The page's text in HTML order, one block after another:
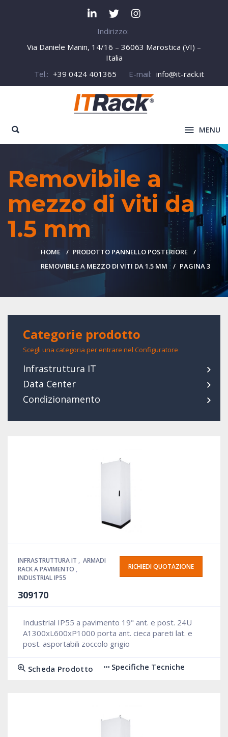
Indirizzo:
Via Daniele Manin, 14/16 – 36063 Marostica (VI) –
Italia
Tel.: +39 0424 401365 E-mail: info@it-rack.it
MENU
Removibile a
mezzo di viti da
1.5 mm
HOME
PRODOTTO PANNELLO POSTERIORE
REMOVIBILE A MEZZO DI VITI DA 1.5 MM
PAGINA 3
Categorie prodotto
Scegli una categoria per entrare nel Configuratore
Infrastruttura IT
Data Center
Condizionamento
INFRASTRUTTURA IT , ARMADI
RACK A PAVIMENTO ,
INDUSTRIAL IP55
309170
RICHIEDI QUOTAZIONE
Industrial IP55 a pavimento 19" ant. e post. 24U
A1300xL600xP1000 porta ant. cieca pareti lat. e
post. asportabili zoccolo grigio
Scheda Prodotto Specifiche Tecniche